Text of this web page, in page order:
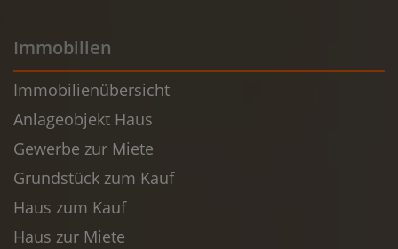
Immobilien
Immobilienübersicht
Anlageobjekt Haus
Gewerbe zur Miete
Grundstück zum Kauf
Haus zum Kauf
Haus zur Miete